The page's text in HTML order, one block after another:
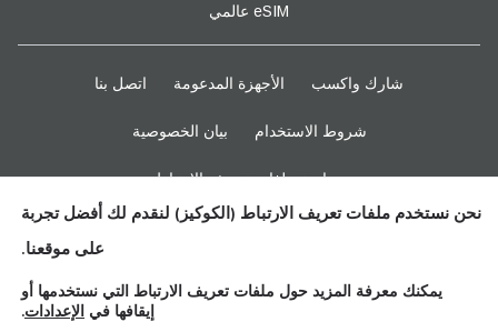
eSIM عالمي
شارك واكسب الأجهزة المدعومة اتصل بنا
شروط الاستخدام بيان الخصوصية
سياسة ملفات تعريف الارتباط
نحن نستخدم ملفات تعريف الارتباط (الكوكيز) لنقدم لك أفضل تجربة
على موقعنا.
يمكنك معرفة المزيد حول ملفات تعريف الارتباط التي نستخدمها أو
إيقافها في الإعدادات.